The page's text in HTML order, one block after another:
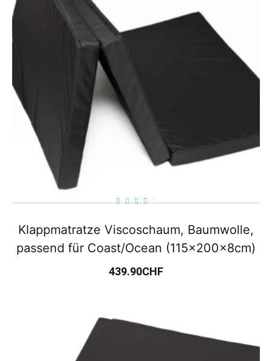
Klappmatratze Viscoschaum, Baumwolle,
passend für Coast/Ocean (115x200x8cm)
439.90CHF